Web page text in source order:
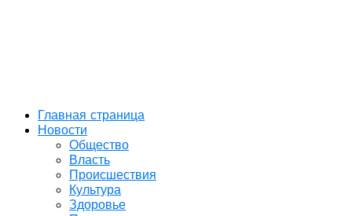
Главная страница
Новости
Общество
Власть
Происшествия
Культура
Здоровье